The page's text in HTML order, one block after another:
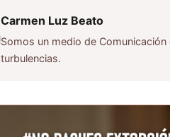
Carmen Luz Beato
Somos un medio de
turbulencias.